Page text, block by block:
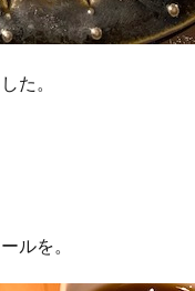
た。
ルを。